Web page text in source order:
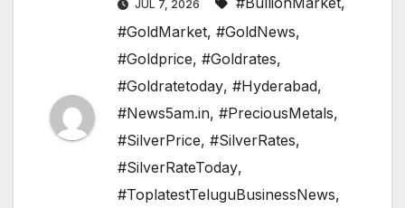
JUL 7, 2026
#GoldMarket, #GoldNews,
#Goldprice, #Goldrates,
#Goldratetoday, #Hyderabad,
#News5am.in, #PreciousMetals,
#SilverPrice, #SilverRates,
#SilverRateToday,
#ToplatestTeluguBusinessNews,